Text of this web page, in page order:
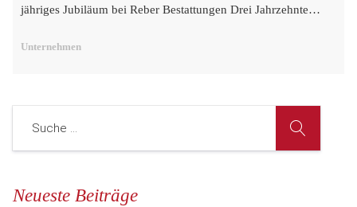
jähriges Jubiläum bei Reber Bestattungen Drei Jahrzehnte…
Unternehmen
Neueste Beiträge